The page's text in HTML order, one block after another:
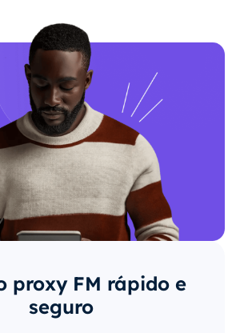
proxy FM rápido e
seguro